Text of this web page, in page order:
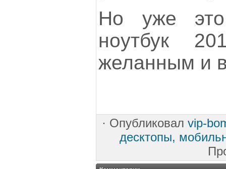
Но уже
ноутбук
желанным и
· Опубликовал vip-
десктопы,